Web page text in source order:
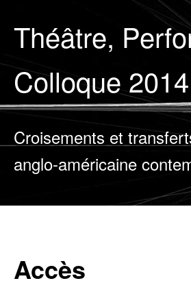
Théâtre,
Colloque 2014
Croisements et
anglo-américaine
Accès